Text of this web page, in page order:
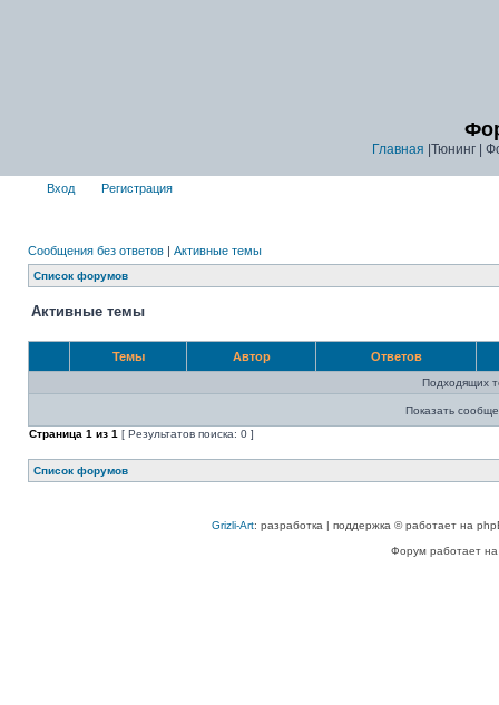
Главная |Тюнинг |
Вход Регистрация
Сообщения без ответов | Активные темы
Список форумов
Активные темы
Темы Автор Ответов
Подходящих
Показать
Страница 1 из 1 [ Результатов поиска: 0 ]
Список форумов
Grizli-Art: разработка | поддержка © работает на
Форум работает